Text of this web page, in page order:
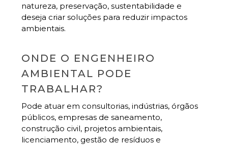
natureza, preservação, sustentabilidade e
deseja criar soluções para reduzir impactos
ambientais.
ONDE O ENGENHEIRO
AMBIENTAL PODE
TRABALHAR?
Pode atuar em consultorias, indústrias, órgãos
públicos, empresas de saneamento,
construção civil, projetos ambientais,
licenciamento, gestão de resíduos e